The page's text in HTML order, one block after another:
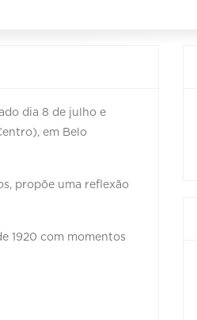
dia 8 de julho e
em Belo
propõe uma reflexão
1920 com momentos